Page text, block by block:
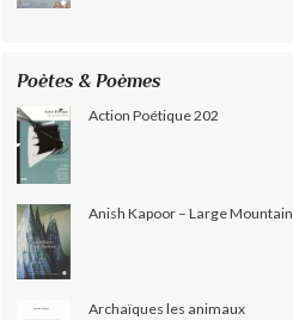
Poètes & Poèmes
Action Poétique 202
Anish Kapoor – Large Mountain
Archaïques les animaux